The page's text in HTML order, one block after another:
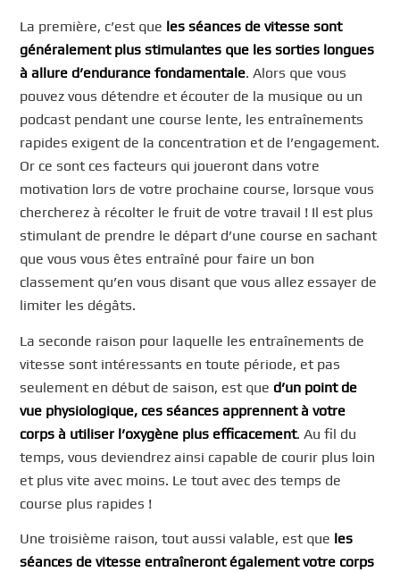
La première, c’est que les séances de vitesse sont
généralement plus stimulantes que les sorties longues
à allure d’endurance fondamentale. Alors que vous
pouvez vous détendre et écouter de la musique ou un
podcast pendant une course lente, les entraînements
rapides exigent de la concentration et de l’engagement.
Or ce sont ces facteurs qui joueront dans votre
motivation lors de votre prochaine course, lorsque vous
chercherez à récolter le fruit de votre travail ! Il est plus
stimulant de prendre le départ d’une course en sachant
que vous vous êtes entraîné pour faire un bon
classement qu’en vous disant que vous allez essayer de
limiter les dégâts.
La seconde raison pour laquelle les entraînements de
vitesse sont intéressants en toute période, et pas
seulement en début de saison, est que d’un point de
vue physiologique, ces séances apprennent à votre
corps à utiliser l’oxygène plus efficacement. Au fil du
temps, vous deviendrez ainsi capable de courir plus loin
et plus vite avec moins. Le tout avec des temps de
course plus rapides !
Une troisième raison, tout aussi valable, est que les
séances de vitesse entraîneront également votre corps